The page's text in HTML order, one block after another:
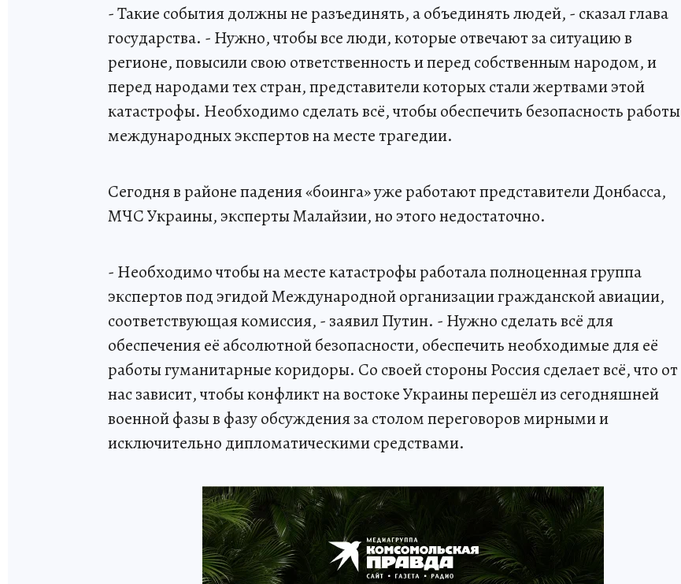
- Такие события должны не разъединять, а объединять людей, - сказал глава
государства. - Нужно, чтобы все люди, которые отвечают за ситуацию в
регионе, повысили свою ответственность и перед собственным народом, и
перед народами тех стран, представители которых стали жертвами этой
катастрофы. Необходимо сделать всё, чтобы обеспечить безопасность работы
международных экспертов на месте трагедии.
Сегодня в районе падения «боинга» уже работают представители Донбасса,
МЧС Украины, эксперты Малайзии, но этого недостаточно.
- Необходимо чтобы на месте катастрофы работала полноценная группа
экспертов под эгидой Международной организации гражданской авиации,
соответствующая комиссия, - заявил Путин. - Нужно сделать всё для
обеспечения её абсолютной безопасности, обеспечить необходимые для её
работы гуманитарные коридоры. Со своей стороны Россия сделает всё, что от
нас зависит, чтобы конфликт на востоке Украины перешёл из сегодняшней
военной фазы в фазу обсуждения за столом переговоров мирными и
исключительно дипломатическими средствами.